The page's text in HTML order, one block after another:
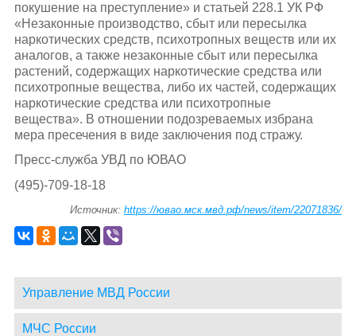
покушение на преступление» и статьей 228.1 УК РФ
«Незаконные производство, сбыт или пересылка
наркотических средств, психотропных веществ или их
аналогов, а также незаконные сбыт или пересылка
растений, содержащих наркотические средства или
психотропные вещества, либо их частей, содержащих
наркотические средства или психотропные
вещества». В отношении подозреваемых избрана
мера пресечения в виде заключения под стражу.
Пресс-служба УВД по ЮВАО
(495)-709-18-18
Источник:https://ювао.мск.мвд.рф/news/item/22071836/
Управление МВД России
МЧС России